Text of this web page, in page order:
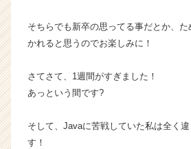
ス
カ
が
就
そちらでも新卒の思ってる事だとか、
かれると思うのでお楽しみに！
さてさて、1週間がすぎました！
あっという間です?
そして、Javaに苦戦していた私は全く
す！